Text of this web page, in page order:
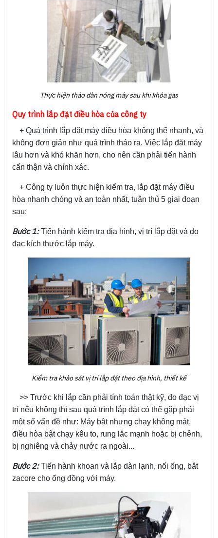
Thực hiện tháo dàn nóng máy sau khi khóa gas
Quy trình lắp đặt điều hòa của công ty
+ Quá trình lắp đặt máy điều hòa không thể nhanh, và
không đơn giản như quá trình tháo ra. Việc lắp đặt máy
lâu hơn và khó khăn hơn, cho nên cần phải tiến hành
cẩn thận và chính xác.
+ Công ty luôn thực hiện kiểm tra, lắp đặt máy điều
hòa nhanh chóng và an toàn nhất, tuân thủ 5 giai đoạn
sau:
Bước 1: Tiến hành kiểm tra địa hình, vị trí lắp đặt và đo
đạc kích thước lắp máy.
Kiểm tra khảo sát vị trí lắp đặt theo địa hình, thiết kế
>> Trước khi lắp cần phải tính toán thật kỹ, đo đạc vị
trí nếu không thì sau quá trình lắp đặt có thể gặp phải
một số vấn đề như: Máy bật nhưng chạy không mát,
điều hòa bật chạy kêu to, rung lắc mạnh hoặc bị chênh,
bị nghiêng và chảy nước ra ngoài...
Bước 2:Tiến hành khoan và lắp dàn lạnh, nối ống, bắt
zacore cho ống đồng với máy.